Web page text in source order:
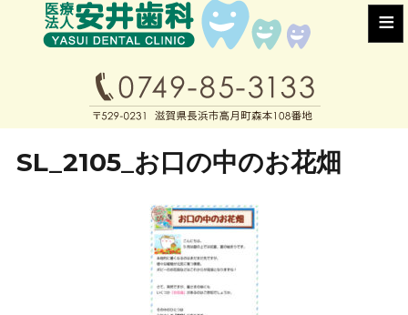
≡
SL_2105_お口の中のお花畑